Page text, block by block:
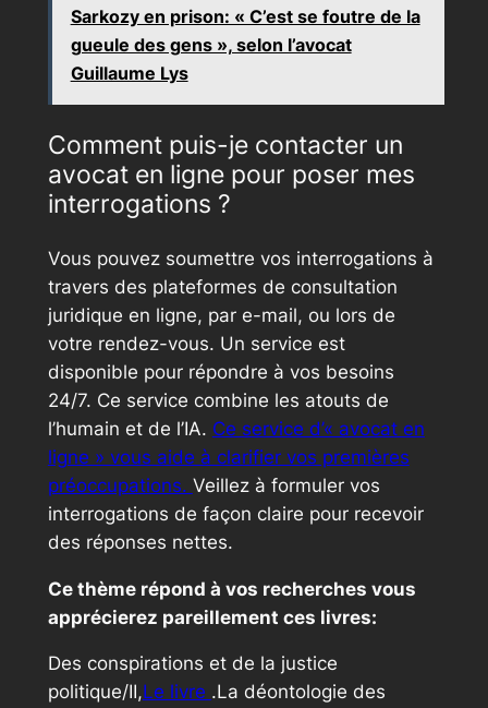
Sarkozy en prison: « C’est se foutre de la
gueule des gens », selon l’avocat
Guillaume Lys
Comment puis-je contacter un
avocat en ligne pour poser mes
interrogations ?
Vous pouvez soumettre vos interrogations à
travers des plateformes de consultation
juridique en ligne, par e-mail, ou lors de
votre rendez-vous. Un service est
disponible pour répondre à vos besoins
24/7. Ce service combine les atouts de
l’humain et de l’IA. Ce service d’« avocat en
ligne » vous aide à clarifier vos premières
préoccupations. Veillez à formuler vos
interrogations de façon claire pour recevoir
des réponses nettes.
Ce thème répond à vos recherches vous
apprécierez pareillement ces livres:
Des conspirations et de la justice
politique/II,Le livre .La déontologie des